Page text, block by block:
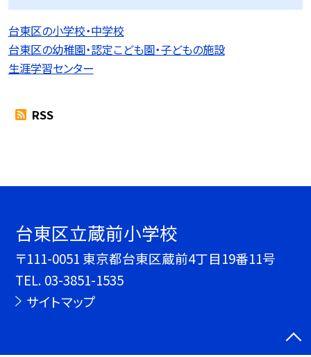
台東区の小学校・中学校
台東区の幼稚園・認定こども園・子どもの施設
生涯学習センター
RSS
台東区立蔵前小学校
〒111-0051 東京都台東区蔵前4丁目19番11号
TEL. 03-3851-1535
サイトマップ